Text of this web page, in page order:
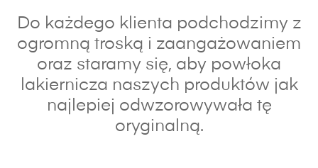
Do każdego klienta podchodzimy z
ogromną troską i zaangażowaniem
oraz staramy się, aby powłoka
lakiernicza naszych produktów jak
najlepiej odwzorowywała tę
oryginalną.